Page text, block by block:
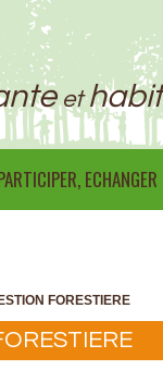
et
ECHANGER
FORESTIERE